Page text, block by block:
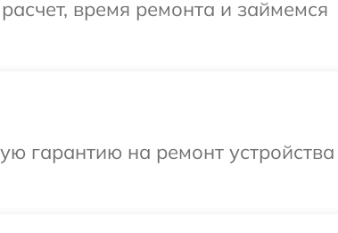
время ремонта и займемся
гарантию на ремонт устройства